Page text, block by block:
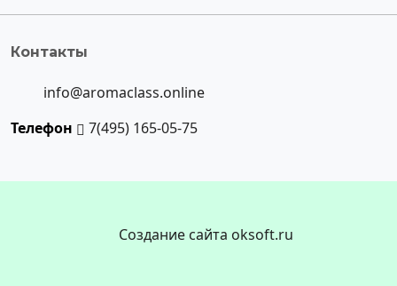
Контакты
info@aromaclass.online
Телефон
7(495) 165-05-75
Создание сайта oksoft.ru